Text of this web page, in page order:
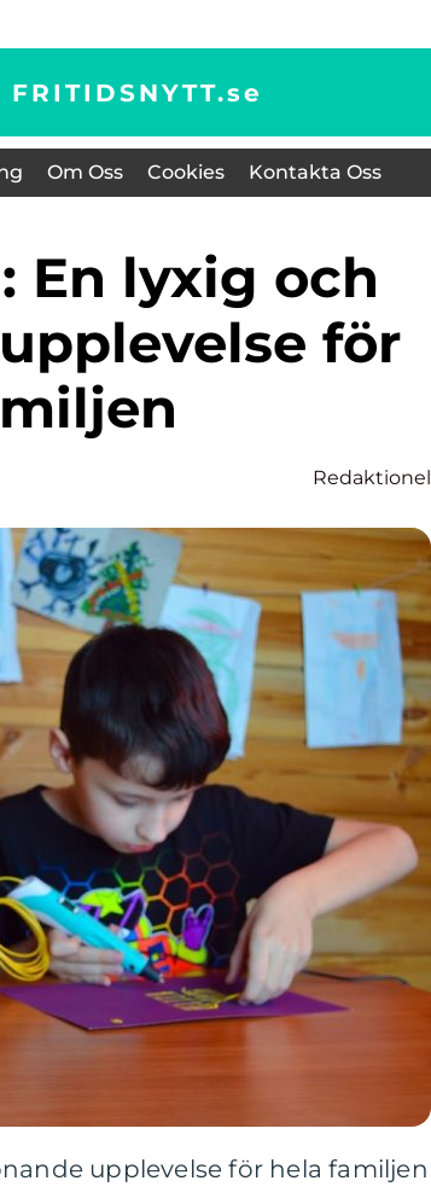
FRITIDSNYTT.se
Om Oss Cookies Kontakta Oss
för
Redaktionel
upplevelse för hela familjen